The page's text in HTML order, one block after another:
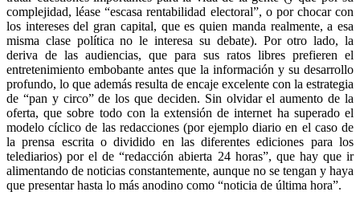
complejidad, léase “escasa rentabilidad electoral”, o por chocar con
los intereses del gran capital, que es quien manda realmente, a esa
misma clase política no le interesa su debate). Por otro lado, la
deriva de las audiencias, que para sus ratos libres prefieren el
entretenimiento embobante antes que la información y su desarrollo
profundo, lo que además resulta de encaje excelente con la estrategia
de “pan y circo” de los que deciden. Sin olvidar el aumento de la
oferta, que sobre todo con la extensión de internet ha superado el
modelo cíclico de las redacciones (por ejemplo diario en el caso de
la prensa escrita o dividido en las diferentes ediciones para los
telediarios) por el de “redacción abierta 24 horas”, que hay que ir
alimentando de noticias constantemente, aunque no se tengan y haya
que presentar hasta lo más anodino como “noticia de última hora”.